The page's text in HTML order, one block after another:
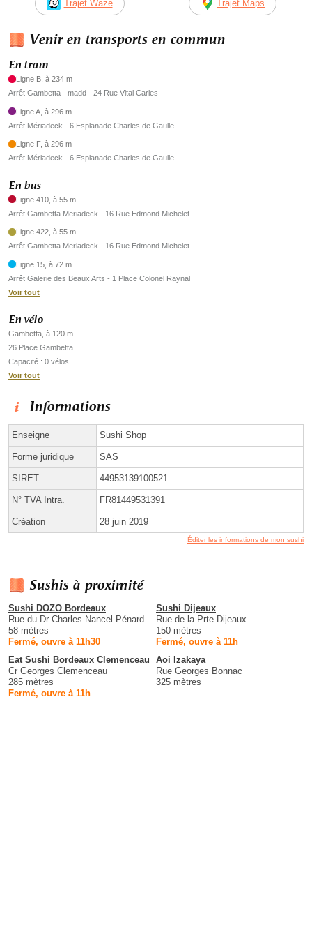
Trajet Waze Trajet Maps
Venir en transports en commun
En tram
Ligne B, à 234 m
Arrêt Gambetta - madd - 24 Rue Vital Carles
Ligne A, à 296 m
Arrêt Mériadeck - 6 Esplanade Charles de Gaulle
Ligne F, à 296 m
Arrêt Mériadeck - 6 Esplanade Charles de Gaulle
En bus
Ligne 410, à 55 m
Arrêt Gambetta Meriadeck - 16 Rue Edmond Michelet
Ligne 422, à 55 m
Arrêt Gambetta Meriadeck - 16 Rue Edmond Michelet
Ligne 15, à 72 m
Arrêt Galerie des Beaux Arts - 1 Place Colonel Raynal
Voir tout
En vélo
Gambetta, à 120 m
26 Place Gambetta
Capacité : 0 vélos
Voir tout
Informations
Enseigne Sushi Shop
Forme juridique SAS
SIRET 44953139100521
N° TVA Intra. FR81449531391
Création 28 juin 2019
Éditer les informations de mon sushi
Sushis à proximité
Sushi DOZO Bordeaux
Rue du Dr Charles Nancel Pénard
58 mètres
Fermé, ouvre à 11h30
Sushi Dijeaux
Rue de la Prte Dijeaux
150 mètres
Fermé, ouvre à 11h
Eat Sushi Bordeaux Clemenceau
Cr Georges Clemenceau
285 mètres
Fermé, ouvre à 11h
Aoi Izakaya
Rue Georges Bonnac
325 mètres